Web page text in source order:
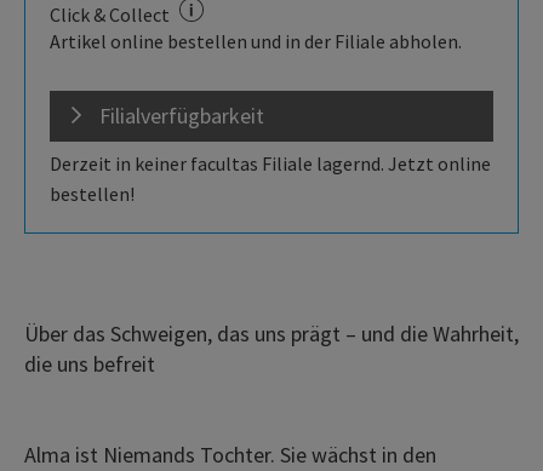
Click & Collect
Artikel online bestellen und in der Filiale abholen.
Filialverfügbarkeit
Derzeit in keiner facultas Filiale lagernd. Jetzt online
bestellen!
Über das Schweigen, das uns prägt – und die Wahrheit,
die uns befreit
Alma ist Niemands Tochter. Sie wächst in den